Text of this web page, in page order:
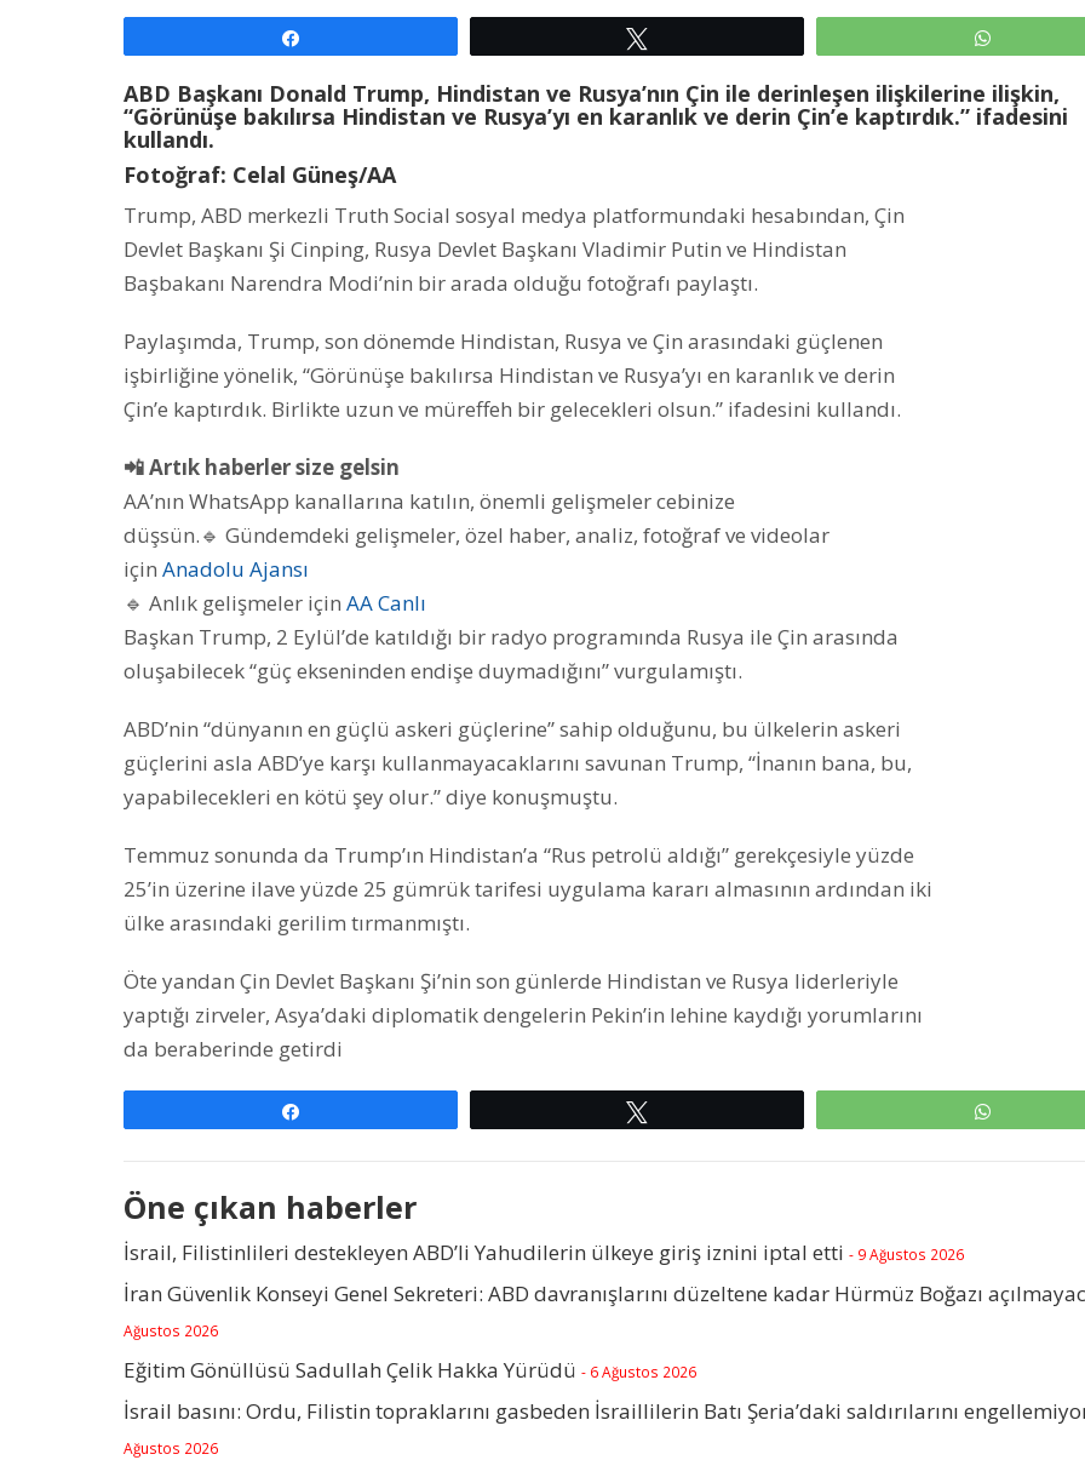
ABD Başkanı Donald Trump, Hindistan ve Rusya’nın Çin ile derinleşen ilişkilerine ilişkin,
“Görünüşe bakılırsa Hindistan ve Rusya’yı en karanlık ve derin Çin’e kaptırdık.” ifadesini
kullandı.
Fotoğraf: Celal Güneş/AA
Trump, ABD merkezli Truth Social sosyal medya platformundaki hesabından, Çin
Devlet Başkanı Şi Cinping, Rusya Devlet Başkanı Vladimir Putin ve Hindistan
Başbakanı Narendra Modi’nin bir arada olduğu fotoğrafı paylaştı.
Paylaşımda, Trump, son dönemde Hindistan, Rusya ve Çin arasındaki güçlenen
işbirliğine yönelik, “Görünüşe bakılırsa Hindistan ve Rusya’yı en karanlık ve derin
Çin’e kaptırdık. Birlikte uzun ve müreffeh bir gelecekleri olsun.” ifadesini kullandı.
📲 Artık haberler size gelsin
AA’nın WhatsApp kanallarına katılın, önemli gelişmeler cebinize
düşsün.🔹 Gündemdeki gelişmeler, özel haber, analiz, fotoğraf ve videolar
için Anadolu Ajansı
🔹 Anlık gelişmeler için AA Canlı
Başkan Trump, 2 Eylül’de katıldığı bir radyo programında ​​Rusya ile Çin arasında
oluşabilecek “güç ekseninden endişe duymadığını” vurgulamıştı.
ABD’nin “dünyanın en güçlü askeri güçlerine” sahip olduğunu, bu ülkelerin askeri
güçlerini asla ABD’ye karşı kullanmayacaklarını savunan Trump, “İnanın bana, bu,
yapabilecekleri en kötü şey olur.” diye konuşmuştu.
Temmuz sonunda da Trump’ın Hindistan’a “Rus petrolü aldığı” gerekçesiyle yüzde
25’in üzerine ilave yüzde 25 gümrük tarifesi uygulama kararı almasının ardından iki
ülke arasındaki gerilim tırmanmıştı.
Öte yandan Çin Devlet Başkanı Şi’nin son günlerde Hindistan ve Rusya liderleriyle
yaptığı zirveler, Asya’daki diplomatik dengelerin Pekin’in lehine kaydığı yorumlarını
da beraberinde getirdi
Öne çıkan haberler
İsrail, Filistinlileri destekleyen ABD’li Yahudilerin ülkeye giriş iznini iptal etti - 9 Ağustos 2026
İran Güvenlik Konseyi Genel Sekreteri: ABD davranışlarını düzeltene kadar Hürmüz Boğazı
Ağustos 2026
Eğitim Gönüllüsü Sadullah Çelik Hakka Yürüdü - 6 Ağustos 2026
İsrail basını: Ordu, Filistin topraklarını gasbeden İsraillilerin Batı Şeria’daki saldırılarını
Ağustos 2026